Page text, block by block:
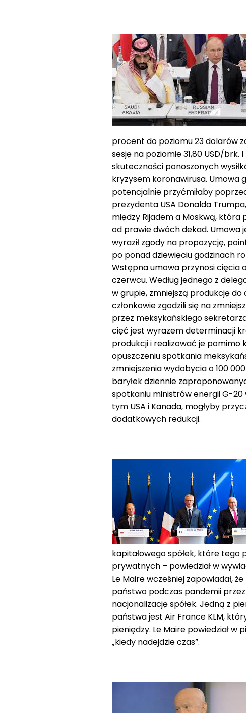
procent do poziomu 23 dolarów
sesję na poziomie 31,80 USD/
skuteczności ponoszonych
kryzysem koronawirusa. Umowa
potencjalnie przyćmiłaby
prezydenta USA Donalda
między Rijadem a Moskwą,
od prawie dwóch dekad. Umowa
wyraził zgody na propozycję,
po ponad dziewięciu godzinach
Wstępna umowa przynosi cięcia
czerwcu. Według jednego z
w grupie, zmniejszą produkcję do
członkowie zgodzili się na
przez meksykańskiego
cięć jest wyrazem determinacji
produkcji i realizować je
opuszczeniu spotkania
zmniejszenia wydobycia o 100
baryłek dziennie
spotkaniu ministrów energii G-20
tym USA i Kanada, mogłyby
dodatkowych redukcji.
kapitałowego spółek, które
prywatnych – powiedział w
Le Maire wcześniej zapowiadał,
państwo podczas pandemii
nacjonalizację spółek. Jedną z
państwa jest Air France KLM,
pieniędzy. Le Maire powiedział
„kiedy nadejdzie czas”.